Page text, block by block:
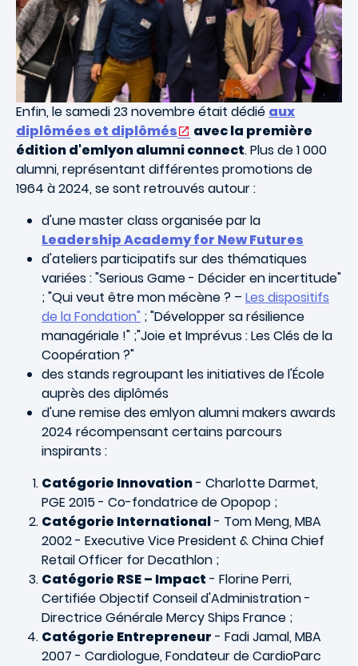
Enfin, le samedi 23 novembre était dédié aux
diplômées et diplômés
avec la première
édition d'emlyon alumni connect. Plus de 1 000
alumni, représentant différentes promotions de
1964 à 2024, se sont retrouvés autour :
d'une master class organisée par la
Leadership Academy for New Futures
d'ateliers participatifs sur des thématiques
variées : "Serious Game - Décider en incertitude"
; "Qui veut être mon mécène ? – Les dispositifs
de la Fondation" ; "Développer sa résilience
managériale !" ;"Joie et Imprévus : Les Clés de la
Coopération ?"
des stands regroupant les initiatives de l'École
auprès des diplômés
d'une remise des emlyon alumni makers awards
2024 récompensant certains parcours
inspirants :
Catégorie Innovation- Charlotte Darmet,
PGE 2015 - Co-fondatrice de Opopop ;
Catégorie International- Tom Meng, MBA
2002 - Executive Vice President & China Chief
Retail Officer for Decathlon ;
Catégorie RSE – Impact - Florine Perri,
Certifiée Objectif Conseil d'Administration -
Directrice Générale Mercy Ships France ;
Catégorie Entrepreneur - Fadi Jamal, MBA
2007 - Cardiologue, Fondateur de CardioParc